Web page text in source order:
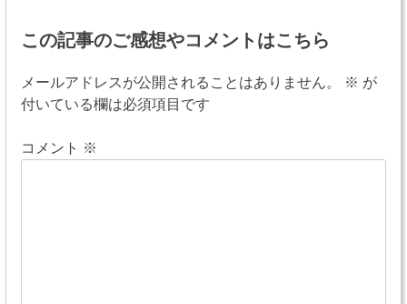
ナ
ビ
ゲ
ー
この記事のご感想やコメントはこちら
メールアドレスが公開されることはありません。 ※ が
付いている欄は必須項目です
コメント ※